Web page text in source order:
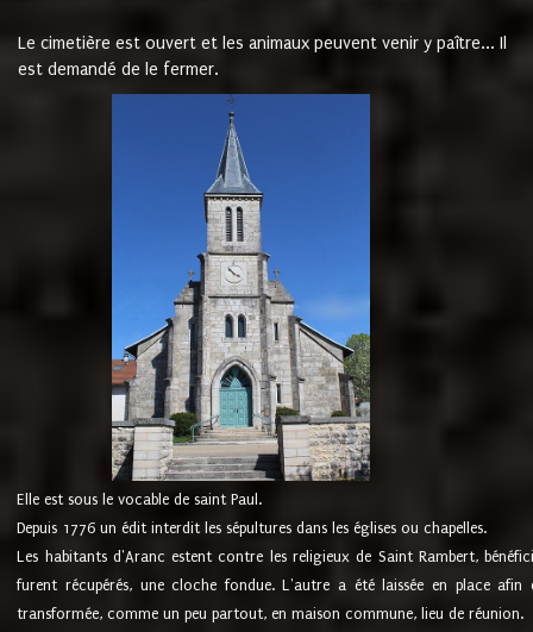
Le cimetière est ouvert et les animaux peuvent venir y paître... Il
est demandé de le fermer.
Elle est sous le vocable de saint Paul.
Depuis 1776 un édit interdit les sépultures dans les églises ou chapelles.
Les habitants d'Aranc estent contre les religieux de Saint Rambert,
furent récupérés, une cloche fondue. L'autre a été laissée en place
transformée, comme un peu partout, en maison commune, lieu de réunion.